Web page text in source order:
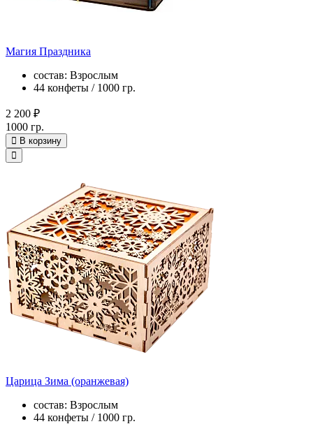
Магия Праздника
состав: Взрослым
44 конфеты / 1000 гр.
2 200 ₽
1000 гр.
В корзину
Царица Зима (оранжевая)
состав: Взрослым
44 конфеты / 1000 гр.